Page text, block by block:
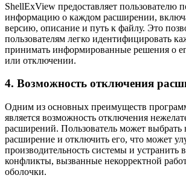
ShellExView предоставляет пользователю
информацию о каждом расширении,
версию, описание и путь к файлу. Это
пользователям легко идентифицировать
принимать информированные решения о
или отключении.
4. Возможность отключения
Одним из основных преимуществ
является возможность отключения
расширений. Пользователь может выбрать
расширение и отключить его, что может
производительность системы и устранить
конфликты, вызванные некорректной
оболочки.